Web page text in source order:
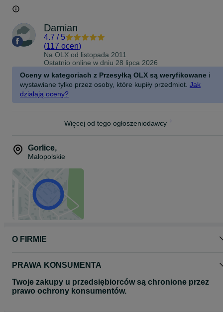
(obok GPPD Forest- naprzeciw Banku Spółdzielczego)
Godziny otwarcia:
PON-SOBOTA 8-20
NIEDZIELA: NIECZYNNE
ZAPRASZAMY!
Damian
4.7 / 5
(117 ocen)
Na OLX od listopada 2011
Ostatnio online w dniu 28 lipca 2026
Oceny w kategoriach z Przesyłką OLX są weryfikowane i
wystawiane tylko przez osoby, które kupiły przedmiot. Jak
działają oceny?
Więcej od tego ogłoszeniodawcy
Gorlice,
Małopolskie
O FIRMIE
PRAWA KONSUMENTA
Twoje zakupy u przedsiębiorców są chronione przez
prawo ochrony konsumentów.